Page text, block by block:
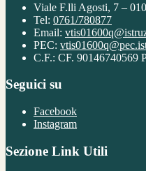
Viale F.lli Agosti, 7 –
Tel: 0761/780877
Email:
PEC:
C.F.: CF. 90146740569
Seguici su
Facebook
Instagram
Sezione Link Utili